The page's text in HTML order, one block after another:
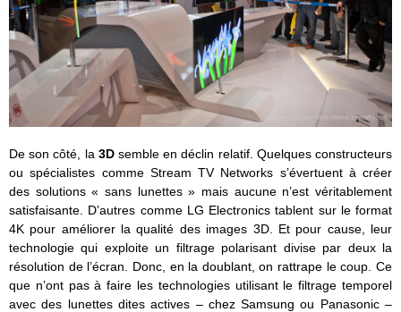
De son côté, la 3Dsemble en déclin relatif. Quelques constructeurs
ou spécialistes comme Stream TV Networks s’évertuent à créer
des solutions « sans lunettes » mais aucune n’est véritablement
satisfaisante. D’autres comme LG Electronics tablent sur le format
4K pour améliorer la qualité des images 3D. Et pour cause, leur
technologie qui exploite un filtrage polarisant divise par deux la
résolution de l’écran. Donc, en la doublant, on rattrape le coup. Ce
que n’ont pas à faire les technologies utilisant le filtrage temporel
avec des lunettes dites actives – chez Samsung ou Panasonic –